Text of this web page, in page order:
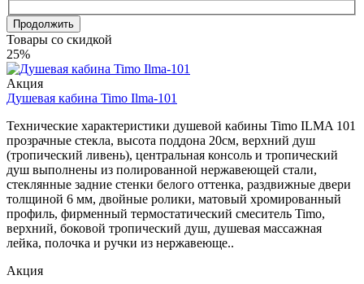
Продолжить
Товары со скидкой
25%
Акция
Душевая кабина Timo Ilma-101
Технические характеристики душевой кабины Timo ILMA 101
прозрачные стекла, высота поддона 20см, верхний душ
(тропический ливень), центральная консоль и тропический
душ выполнены из полированной нержавеющей стали,
стеклянные задние стенки белого оттенка, раздвижные двери
толщиной 6 мм, двойные ролики, матовый хромированный
профиль, фирменный термостатический смеситель Timo,
верхний, боковой тропический душ, душевая массажная
лейка, полочка и ручки из нержавеюще..
Акция